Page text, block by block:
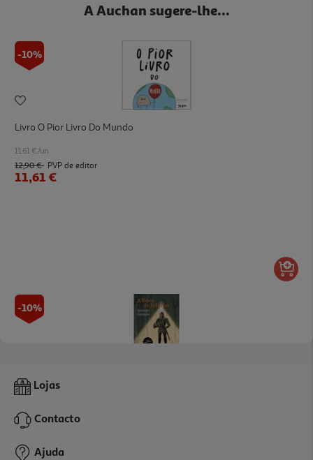
A Auchan sugere-lhe...
-10%
Livro O Pior Livro Do Mundo
11.61 €/un
12,90 € PVP de editor
11,61 €
-10%
Livro À Boca Do Inferno De António Torrado
13,30 € PVP de editor
11,97 €
Lojas
Contacto
Ajuda